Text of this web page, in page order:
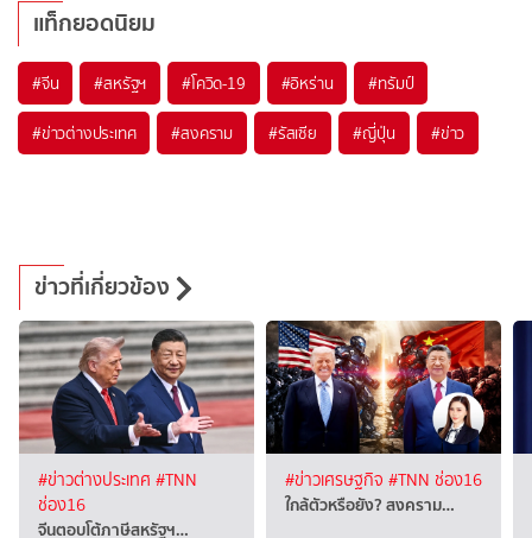
แท็กยอดนิยม
#จีน #สหรัฐฯ #โควิด-19 #อิหร่าน #ทรัมป์
#ข่าวต่างประเทศ #สงคราม #รัสเซีย #ญี่ปุ่น #ข่าว
ข่าวที่เกี่ยวข้อง
#ข่าวต่างประเทศ #TNN
ช่อง16
จีนตอบโต้ภาษีสหรัฐฯ…
#ข่าวเศรษฐกิจ #TNN ช่อง16
ใกล้ตัวหรือยัง? สงคราม…